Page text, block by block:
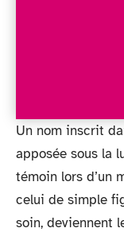
Un nom inscrit
apposée sous la
témoin lors d’un
celui de simple
soin, deviennent